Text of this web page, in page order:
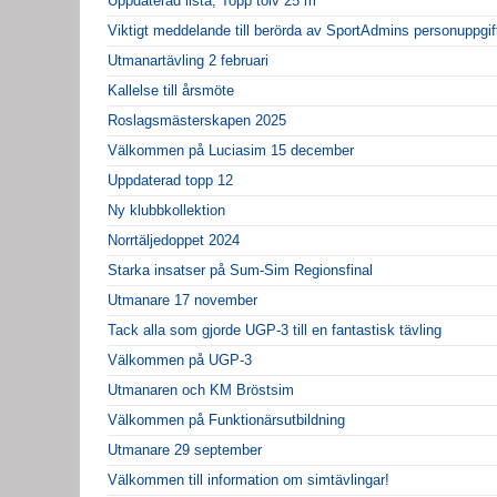
Viktigt meddelande till berörda av SportAdmins
Utmanartävling 2 februari
Kallelse till årsmöte
Roslagsmästerskapen 2025
Välkommen på Luciasim 15 december
Uppdaterad topp 12
Ny klubbkollektion
Norrtäljedoppet 2024
Starka insatser på Sum-Sim Regionsfinal
Utmanare 17 november
Tack alla som gjorde UGP-3 till en fantastisk tävling
Välkommen på UGP-3
Utmanaren och KM Bröstsim
Välkommen på Funktionärsutbildning
Utmanare 29 september
Välkommen till information om simtävlingar!